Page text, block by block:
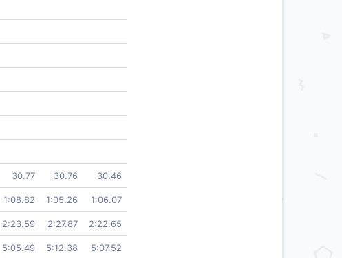
30.77 30.76 30.46
1:08.82 1:05.26 1:06.07
2:23.59 2:27.87 2:22.65
5:05.49 5:12.38 5:07.52